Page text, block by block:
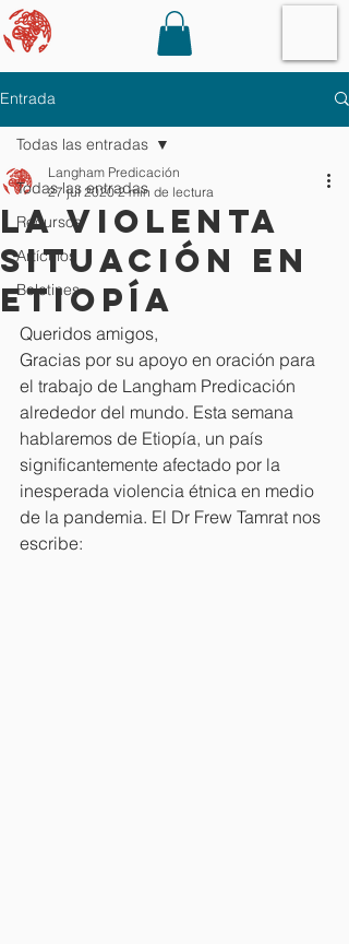
Entrada
Todas las entradas
Recursos
Artículos
Boletines
Todas las entradas
La violenta
situación en
Etiopía
Langham Predicación
27 jul 2020 2 min de lectura
Queridos amigos,
Gracias por su apoyo en oración para
el trabajo de Langham Predicación
alrededor del mundo. Esta semana
hablaremos de Etiopía, un país
significantemente afectado por la
inesperada violencia étnica en medio
de la pandemia. El Dr Frew Tamrat nos
escribe: